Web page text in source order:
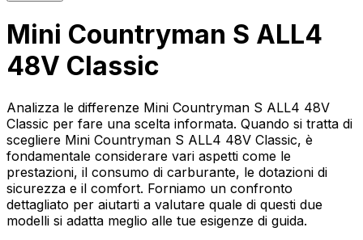
Mini Countryman S ALL4
48V Classic
Analizza le differenze Mini Countryman S ALL4 48V
Classic per fare una scelta informata. Quando si tratta di
scegliere Mini Countryman S ALL4 48V Classic, è
fondamentale considerare vari aspetti come le
prestazioni, il consumo di carburante, le dotazioni di
sicurezza e il comfort. Forniamo un confronto
dettagliato per aiutarti a valutare quale di questi due
modelli si adatta meglio alle tue esigenze di guida.